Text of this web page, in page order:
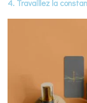
4. Travaillez la